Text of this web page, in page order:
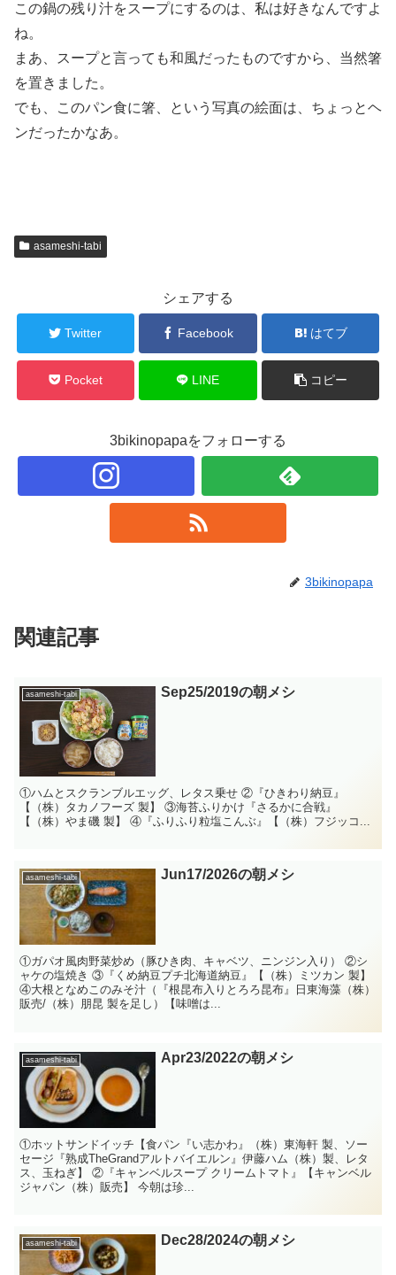
この鍋の残り汁をスープにするのは、私は好きなんですよ
ね。
まあ、スープと言っても和風だったものですから、当然箸
を置きました。
でも、このパン食に箸、という写真の絵面は、ちょっとヘ
ンだったかなあ。
asameshi-tabi
シェアする
Twitter Facebook はてブ
Pocket LINE コピー
3bikinopapaをフォローする
3bikinopapa
関連記事
asameshi-tabi Sep25/2019の朝メシ
①ハムとスクランブルエッグ、レタス乗せ ②『ひきわり納豆』
【（株）タカノフーズ 製】 ③海苔ふりかけ『さるかに合戦』
【（株）やま磯 製】 ④『ふりふり粒塩こんぶ』【（株）フジッコ...
asameshi-tabi Jun17/2026の朝メシ
①ガパオ風肉野菜炒め（豚ひき肉、キャベツ、ニンジン入り） ②シ
ャケの塩焼き ③『くめ納豆プチ北海道納豆』【（株）ミツカン 製】
④大根となめこのみそ汁（『根昆布入りとろろ昆布』日東海藻（株）
販売/（株）朋昆 製を足し）【味噌は...
asameshi-tabi Apr23/2022の朝メシ
①ホットサンドイッチ【食パン『い志かわ』（株）東海軒 製、ソー
セージ『熟成TheGrandアルトバイエルン』伊藤ハム（株）製、レタ
ス、玉ねぎ】 ②『キャンベルスープ クリームトマト』【キャンベル
ジャパン（株）販売】 今朝は珍...
asameshi-tabi Dec28/2024の朝メシ